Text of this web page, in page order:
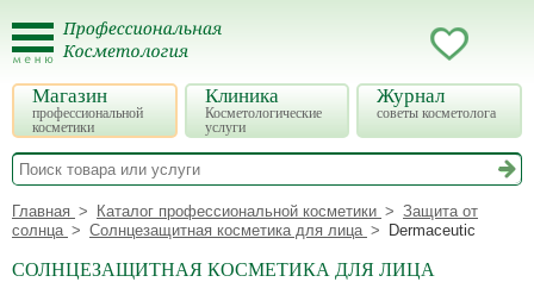
Магазин
профессиональной
косметики
Клиника
Косметологические
услуги
Журнал
советы косметолога
Главная Каталог профессиональной косметики
Защита от
солнца
Солнцезащитная косметика для лица Dermaceutic
СОЛНЦЕЗАЩИТНАЯ КОСМЕТИКА ДЛЯ ЛИЦА